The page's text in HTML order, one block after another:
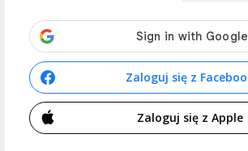
Zaloguj się z
Zaloguj się z Apple